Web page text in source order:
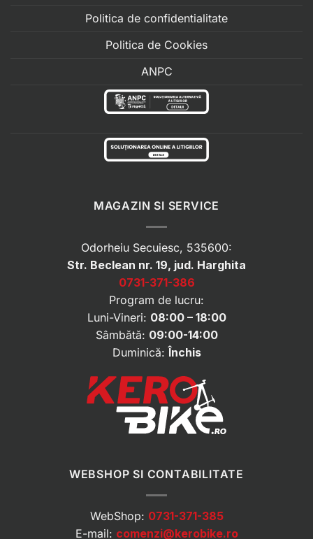
Politica de confidentialitate
Politica de Cookies
ANPC
MAGAZIN SI SERVICE
Odorheiu Secuiesc, 535600:
Str. Beclean nr. 19, jud. Harghita
0731-371-386
Program de lucru:
Luni-Vineri: 08:00 – 18:00
Sâmbătă: 09:00-14:00
Duminică: Închis
WEBSHOP SI CONTABILITATE
WebShop: 0731-371-385
E-mail: comenzi@kerobike.ro